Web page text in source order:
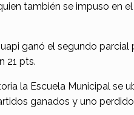
también se impuso en
ganó el segundo
21 pts.
la Escuela Municipal se
ganados y uno